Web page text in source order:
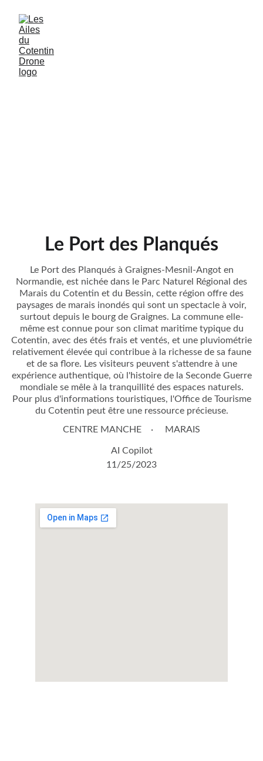
Le Port des Planqués
Le Port des Planqués à Graignes-Mesnil-Angot en
Normandie, est nichée dans le Parc Naturel Régional des
Marais du Cotentin et du Bessin, cette région offre des
paysages de marais inondés qui sont un spectacle à voir,
surtout depuis le bourg de Graignes. La commune elle-
même est connue pour son climat maritime typique du
Cotentin, avec des étés frais et ventés, et une pluviométrie
relativement élevée qui contribue à la richesse de sa faune
et de sa flore. Les visiteurs peuvent s'attendre à une
expérience authentique, où l'histoire de la Seconde Guerre
mondiale se mêle à la tranquillité des espaces naturels.
Pour plus d'informations touristiques, l'Office de Tourisme
du Cotentin peut être une ressource précieuse.
CENTRE MANCHE
MARAIS
AI Copilot
11/25/2023